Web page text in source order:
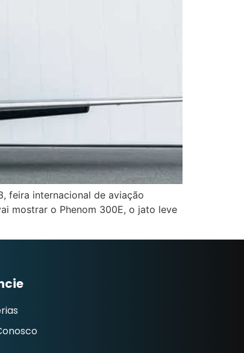
feira internacional de aviação
mostrar o Phenom 300E, o jato leve